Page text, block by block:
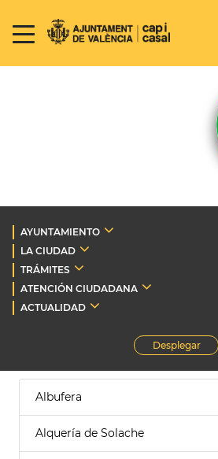
AYUNTAMIENTO
LA CIUDAD
TRÁMITES
ATENCIÓN CIUDADANA
ACTUALIDAD
Desplegar
Albufera
Alquería de Solache